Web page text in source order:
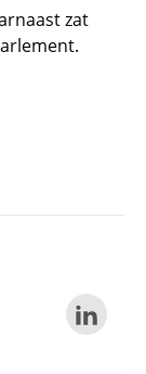
zat